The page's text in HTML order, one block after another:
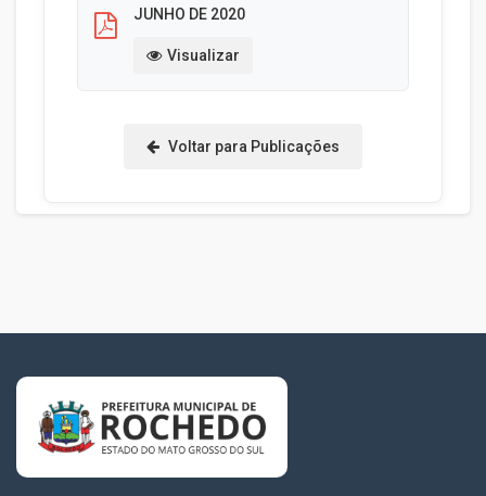
JUNHO DE 2020
Visualizar
Voltar para Publicações